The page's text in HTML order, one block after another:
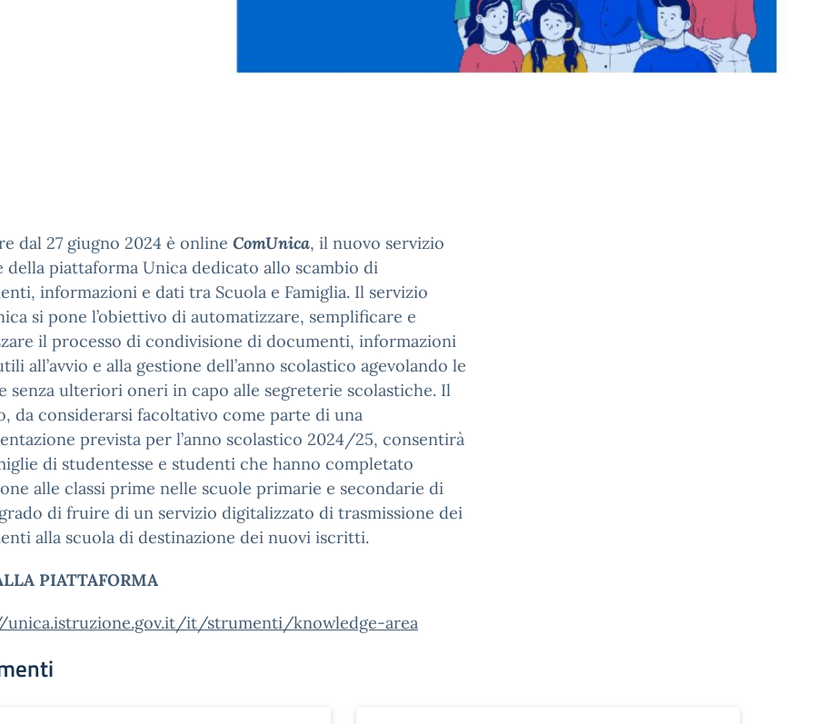
dal 27 giugno 2024 è online ComUnica, il nuovo servizio
della piattaforma Unica dedicato allo scambio di
informazioni e dati tra Scuola e Famiglia. Il servizio
si pone l’obiettivo di automatizzare, semplificare e
il processo di condivisione di documenti, informazioni
all’avvio e alla gestione dell’anno scolastico agevolando le
senza ulteriori oneri in capo alle segreterie scolastiche. Il
da considerarsi facoltativo come parte di una
prevista per l’anno scolastico 2024/25, consentirà
di studentesse e studenti che hanno completato
alle classi prime nelle scuole primarie e secondarie di
di fruire di un servizio digitalizzato di trasmissione dei
alla scuola di destinazione dei nuovi iscritti.
PIATTAFORMA
it/strumenti/knowledge-area